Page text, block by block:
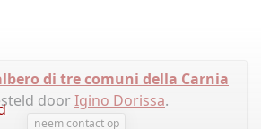
di tre comuni della Carnia
doorIgino Dorissa.
neem contact op